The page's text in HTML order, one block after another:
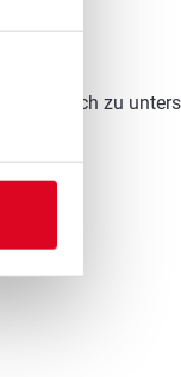
zu